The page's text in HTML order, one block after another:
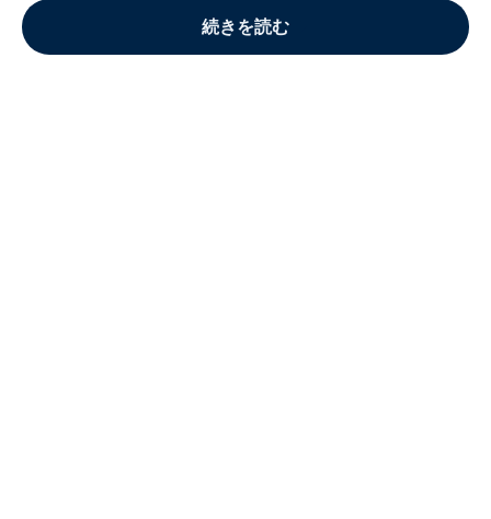
続きを読む